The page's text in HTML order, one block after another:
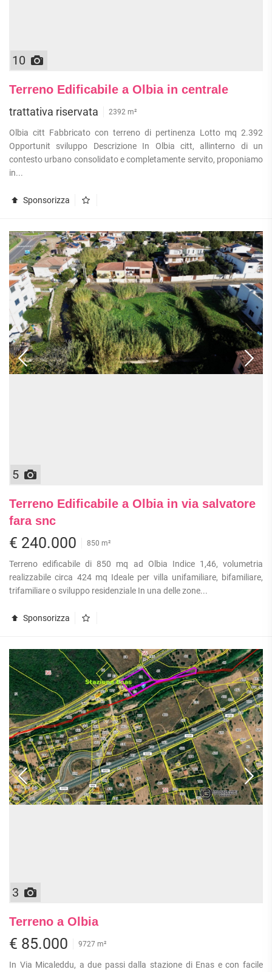
10
Terreno Edificabile a Olbia in centrale
trattativa riservata 2392 m²
Olbia citt Fabbricato con terreno di pertinenza Lotto mq 2.392
Opportunit sviluppo Descrizione In Olbia citt, allinterno di un
contesto urbano consolidato e completamente servito, proponiamo
in...
Sponsorizza
5
Terreno Edificabile a Olbia in via salvatore
fara snc
€ 240.000 850 m²
Terreno edificabile di 850 mq ad Olbia Indice 1,46, volumetria
realizzabile circa 424 mq Ideale per villa unifamiliare, bifamiliare,
trifamiliare o sviluppo residenziale In una delle zone...
Sponsorizza
3
Terreno a Olbia
€ 85.000 9727 m²
In Via Micaleddu, a due passi dalla stazione di Enas e con facile